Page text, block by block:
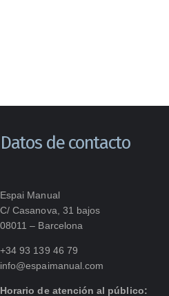
Datos de contacto
Espai Manual
C/ Casanova, 31 bajos
08011 – Barcelona
+34 93 139 46 79
info@espaimanual.com
Horario de atención al público: